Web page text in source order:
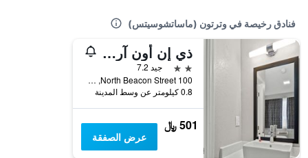
فنادق رخيصة في وترتون (ماساتشوسيتس)
ذي إن أون آرسينال
2 نجمتين
جيد 7.2
100 North Beacon Street, وترتون (ماساتشوسيتس), MA, الولايات المتحدة الأميريكية
0.8 كيلومتر عن وسط المدينة
501 ﷼
عرض الصفقة